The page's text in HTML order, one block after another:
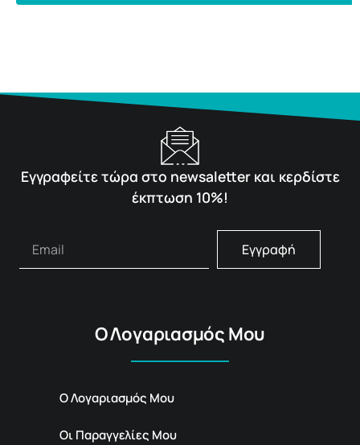
Εγγραφείτε τώρα στο newsaletter και κερδίστε
έκπτωση 10%!
Εγγραφή
Ο Λογαριασμός Μου
Ο Λογαριασμός Μου
Οι Παραγγελίες Μου